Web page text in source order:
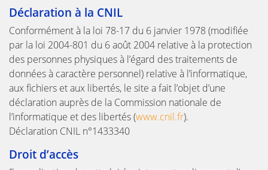
Déclaration à la CNIL
Conformément à la loi 78-17 du 6 janvier 1978 (modifiée
par la loi 2004-801 du 6 août 2004 relative à la protection
des personnes physiques à l’égard des traitements de
données à caractère personnel) relative à l’informatique,
aux fichiers et aux libertés, le site a fait l’objet d’une
déclaration auprès de la Commission nationale de
l’informatique et des libertés (www.cnil.fr).
Déclaration CNIL n°1433340
Droit d’accès